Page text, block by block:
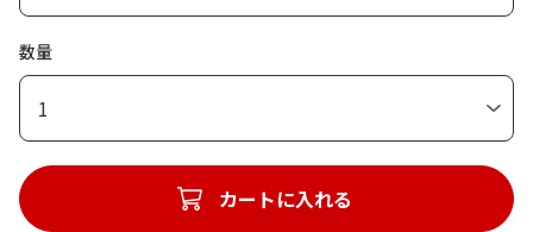
数量
1
カートに入れる